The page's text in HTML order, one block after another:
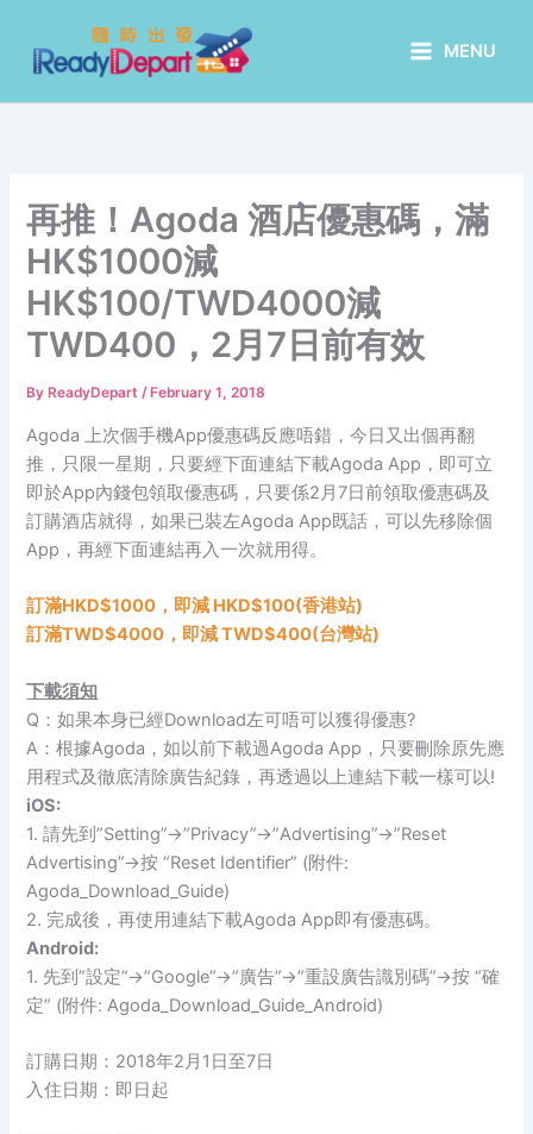
content
MENU
再推！Agoda 酒店優惠碼，滿
HK$1000減
HK$100/TWD4000減
TWD400，2月7日前有效
By ReadyDepart/ February 1, 2018
Agoda 上次個手機App優惠碼反應唔錯，今日又出個再翻
推，只限一星期，只要經下面連結下載Agoda App，即可立
即於App內錢包領取優惠碼，只要係2月7日前領取優惠碼及
訂購酒店就得，如果已裝左Agoda App既話，可以先移除個
App，再經下面連結再入一次就用得。
訂滿HKD$1000，即減 HKD$100(香港站)
訂滿TWD$4000，即減 TWD$400(台灣站)
下載須知
Q：如果本身已經Download左可唔可以獲得優惠?
A：根據Agoda，如以前下載過Agoda App，只要刪除原先應
用程式及徹底清除廣告紀錄，再透過以上連結下載一樣可以!
iOS:
1. 請先到”Setting”->”Privacy”->”Advertising”->”Reset
Advertising”->按 “Reset Identifier” (附件:
Agoda_Download_Guide)
2. 完成後，再使用連結下載Agoda App即有優惠碼。
Android:
1. 先到”設定”->”Google”->”廣告”->”重設廣告識別碼”->按 “確
定” (附件: Agoda_Download_Guide_Android)
訂購日期：2018年2月1日至7日
入住日期：即日起